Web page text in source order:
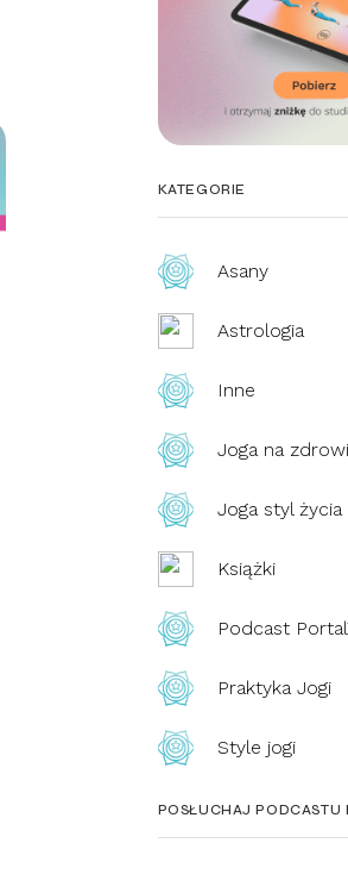
KATEGORIE
Asany
Astrologia
Inne
Joga na
Joga styl życia
Książki
Podcast
Praktyka Jogi
Style jogi
POSŁUCHAJ PODCASTU